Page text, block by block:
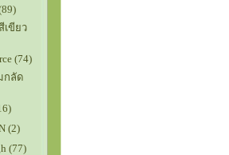
เขียว
(74)
กลัด
(2)
(77)